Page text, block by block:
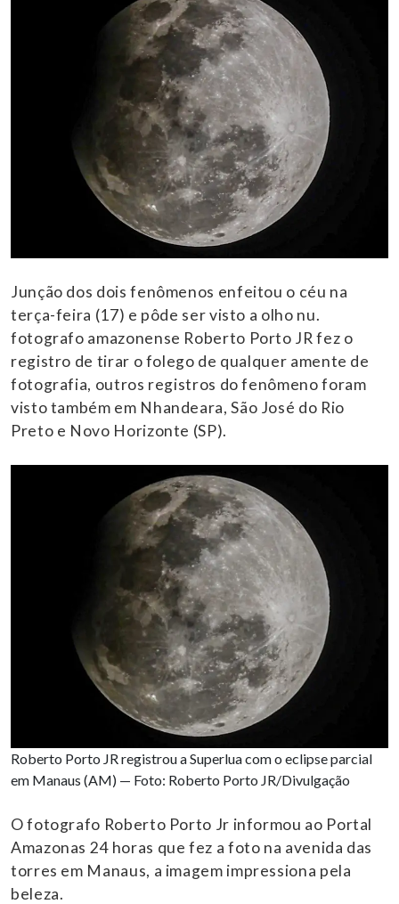
Junção dos dois fenômenos enfeitou o céu na
terça-feira (17) e pôde ser visto a olho nu.
fotografo amazonense Roberto Porto JR fez o
registro de tirar o folego de qualquer amente de
fotografia, outros registros do fenômeno foram
visto também em Nhandeara, São José do Rio
Preto e Novo Horizonte (SP).
Roberto Porto JR registrou a Superlua com o eclipse parcial
em Manaus (AM) — Foto: Roberto Porto JR/Divulgação
O fotografo Roberto Porto Jr informou ao Portal
Amazonas 24 horas que fez a foto na avenida das
torres em Manaus, a imagem impressiona pela
beleza.